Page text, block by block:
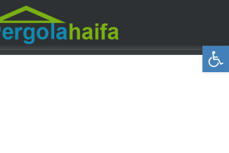
פתח סרגל נגישות